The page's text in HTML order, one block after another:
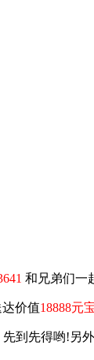
和兄弟们一
价值18888元
先得哟!另外